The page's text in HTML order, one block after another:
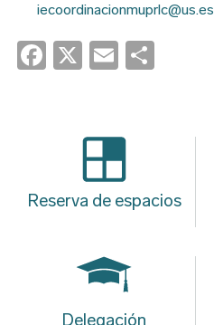
iecoordinacionmuprlc@us.es
Facebook
X Email
Reserva de espacios
Delegación